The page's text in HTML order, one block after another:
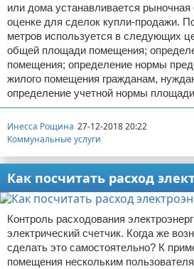
или дома устанавливается
оценке для сделок купли-продажи.
метров используется в следующих
общей площади помещения;
помещения; определение нормы
жилого помещения гражданам,
определение учетной нормы
Инесса Рощина 27-12-2018 20:22
Коммунальные услуги
Как посчитать расход
Контроль расходования
электрический счетчик. Когда же
сделать это самостоятельно? К
помещения нескольким